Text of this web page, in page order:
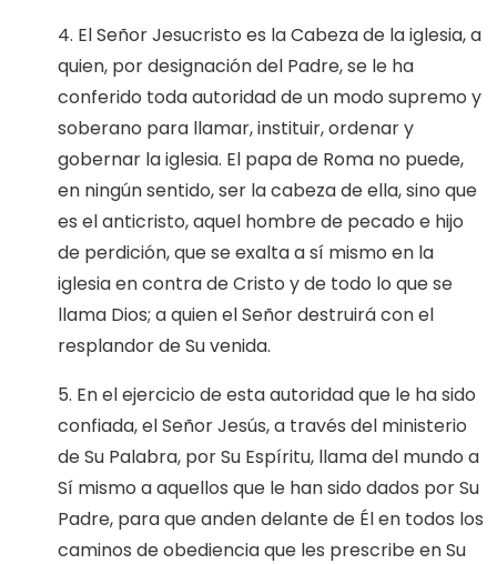
4. El Señor Jesucristo es la Cabeza de la iglesia, a
quien, por designación del Padre, se le ha
conferido toda autoridad de un modo supremo y
soberano para llamar, instituir, ordenar y
gobernar la iglesia. El papa de Roma no puede,
en ningún sentido, ser la cabeza de ella, sino que
es el anticristo, aquel hombre de pecado e hijo
de perdición, que se exalta a sí mismo en la
iglesia en contra de Cristo y de todo lo que se
llama Dios; a quien el Señor destruirá con el
resplandor de Su venida.
5. En el ejercicio de esta autoridad que le ha sido
confiada, el Señor Jesús, a través del ministerio
de Su Palabra, por Su Espíritu, llama del mundo a
Sí mismo a aquellos que le han sido dados por Su
Padre, para que anden delante de Él en todos los
caminos de obediencia que les prescribe en Su